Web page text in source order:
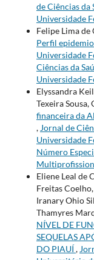
de Ciências
Universidade
Felipe Lima de
Perfil
Universidade
Ciências da
Universidade
Elyssandra
Texeira Sousa,
financeira da
, Jornal de
Universidade
Número
Eliene Leal de
Freitas
Iranary Ohio
Thamyres
NÍVEL DE
SEQUELAS
DO PIAUÍ,